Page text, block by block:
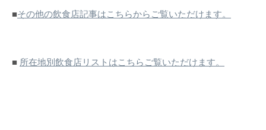
■その他の飲食店記事はこちらからご覧いただけます。
■ 所在地別飲食店リストはこちらご覧いただけます。